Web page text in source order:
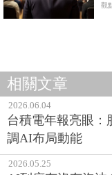
觀
相關文章
2026.06.04
台積電年報亮眼：
調AI布局動能
2026.05.25